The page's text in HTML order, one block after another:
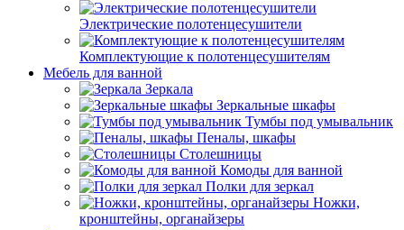
Электрические полотенцесушители
Комплектующие к полотенцесушителям
Мебель для ванной
Зеркала
Зеркальные шкафы
Тумбы под умывальник
Пеналы, шкафы
Столешницы
Комоды для ванной
Полки для зеркал
Ножки,
кронштейны, органайзеры